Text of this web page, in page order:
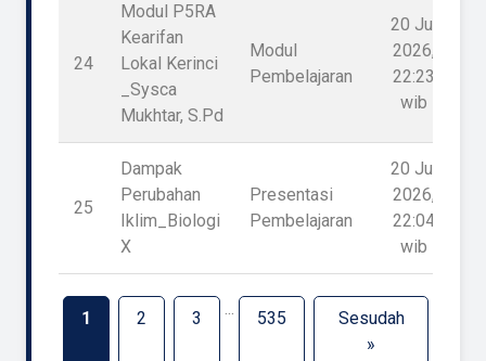
24
Modul P5RA
Kearifan
Lokal Kerinci
_Sysca
Mukhtar, S.Pd
Modul
Pembelajaran
20 Jul
2026,
22:23
wib
25
Dampak
Perubahan
Iklim_Biologi
X
Presentasi
Pembelajaran
20 Jul
2026,
22:04
wib
1 2 3 ... 535
Sesudah
»